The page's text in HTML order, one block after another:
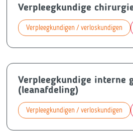
Verpleegkundige
Verpleegkundigen / verloskundigen
Verpleegkundige interne
(leanafdeling)
Verpleegkundigen / verloskundigen